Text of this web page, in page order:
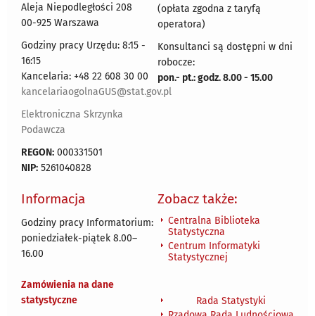
Aleja Niepodległości 208
00-925 Warszawa
Godziny pracy Urzędu: 8:15 -
16:15
Kancelaria: +48 22 608 30 00
kancelariaogolnaGUS@stat.gov.pl
Elektroniczna Skrzynka
Podawcza
REGON: 000331501
NIP: 5261040828
(opłata zgodna z taryfą
operatora)
Konsultanci są dostępni w dni
robocze:
pon.- pt.: godz. 8.00 - 15.00
Informacja
Godziny pracy Informatorium:
poniedziałek-piątek 8.00–
16.00
Zamówienia na dane
statystyczne
Zobacz także:
Centralna Biblioteka
Statystyczna
Centrum Informatyki
Statystycznej
Rada Statystyki